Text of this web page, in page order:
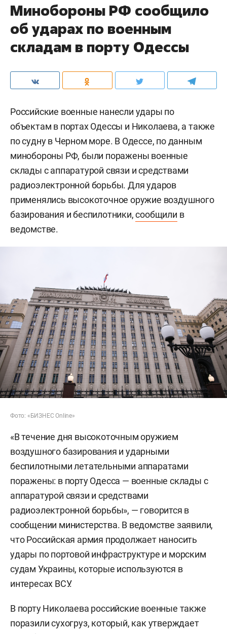
Минобороны РФ сообщило
об ударах по военным
складам в порту Одессы
Российские военные нанесли удары по
объектам в портах Одессы и Николаева, а также
по судну в Черном море. В Одессе, по данным
минобороны РФ, были поражены военные
склады с аппаратурой связи и средствами
радиоэлектронной борьбы. Для ударов
применялись высокоточное оружие воздушного
базирования и беспилотники,сообщили в
ведомстве.
Фото: «БИЗНЕС Online»
«В течение дня высокоточным оружием
воздушного базирования и ударными
беспилотными летательными аппаратами
поражены: в порту Одесса — военные склады с
аппаратурой связи и средствами
радиоэлектронной борьбы», — говорится в
сообщении министерства. В ведомстве заявили,
что Российская армия продолжает наносить
удары по портовой инфраструктуре и морским
судам Украины, которые используются в
интересах ВСУ.
В порту Николаева российские военные также
поразили сухогруз, который, как утверждает